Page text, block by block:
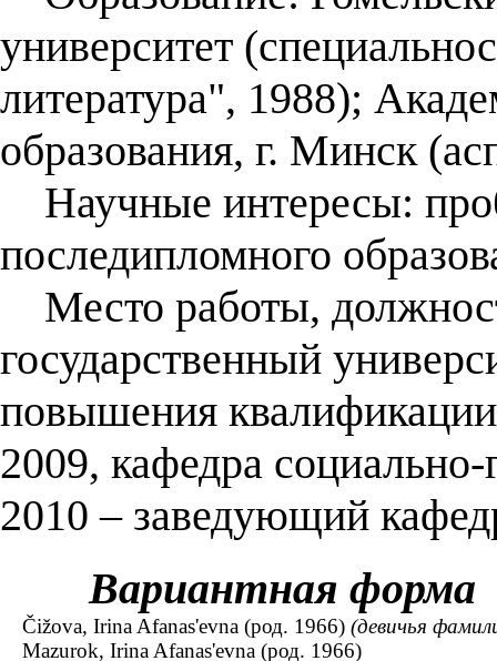
университет
литература", 1988);
образования, г. Минск
Научные интересы:
последипломного
Место работы,
государственный
повышения
2009, кафедра
2010 – заведующий
Вариантная форма
Čižova, Irina Afanas'evna (род. 1966) (девичья
Mazurok, Irina Afanas'evna (род. 1966)